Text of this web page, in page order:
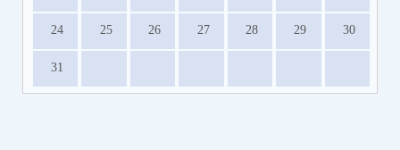
24 25 26 27 28 29 30
31